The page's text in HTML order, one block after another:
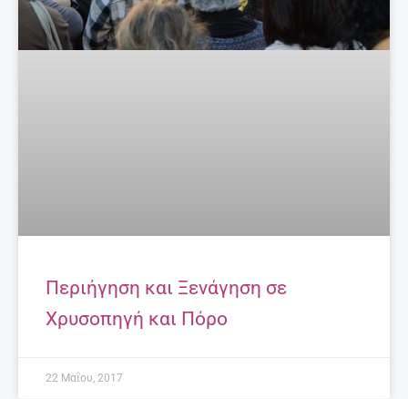
Περιήγηση και Ξενάγηση σε
Χρυσοπηγή και Πόρο
22 Μαΐου, 2017